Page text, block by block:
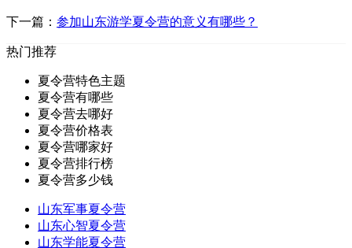
下一篇： 参加山东游学夏令营的意义有哪些？
热门推荐
夏令营特色主题
夏令营有哪些
夏令营去哪好
夏令营价格表
夏令营哪家好
夏令营排行榜
夏令营多少钱
山东军事夏令营
山东心智夏令营
山东学能夏令营